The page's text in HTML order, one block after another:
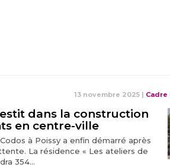
13 novembre 2025 |
dans la construction
en centre-ville
à Poissy a enfin démarré après
La résidence « Les ateliers de
354...